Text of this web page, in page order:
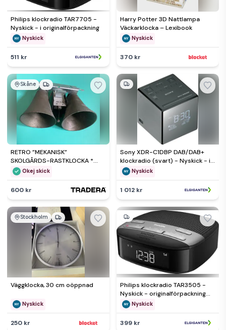
Philips klockradio TAR7705 -
Nyskick - i originalförpackning
Nyskick
511 kr
Harry Potter 3D Nattlampa
Väckarklocka – Lexibook
Nyskick
370 kr
Skåne
RETRO ”MEKANISK”
SKOLGÅRDS-RASTKLOCKA *
1900-talets mitt
Okej skick
600 kr
Sony XDR-C1DBP DAB/DAB+
klockradio (svart) - Nyskick - i
originalförpackning
Nyskick
1 012 kr
Stockholm
Väggklocka, 30 cm oöppnad
Nyskick
250 kr
Philips klockradio TAR3505 -
Nyskick - originalförpackning
saknasNyskick
399 kr